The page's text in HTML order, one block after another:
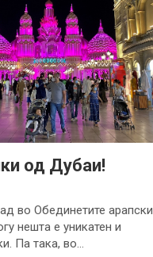
од Дубаи!
во Обединетите арапски
нешта е уникатен и
Па така, во…